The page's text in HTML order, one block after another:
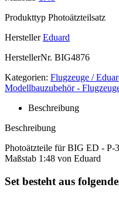
Produkttyp Photoätzteilsatz
Hersteller Eduard
HerstellerNr. BIG4876
Kategorien: Flugzeuge /
Modellbauzubehör -
Beschreibung
Beschreibung
Photoätzteile für BIG ED - P-
Maßstab 1:48 von Eduard
Set besteht aus